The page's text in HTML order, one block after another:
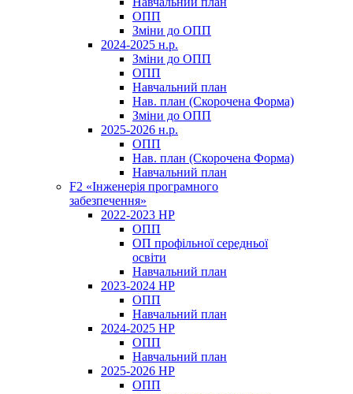
ОПП
Зміни до ОПП
2024-2025 н.р.
Зміни до ОПП
ОПП
Навчальний план
Нав. план (Скорочена Форма)
Зміни до ОПП
2025-2026 н.р.
ОПП
Нав. план (Скорочена Форма)
Навчальний план
F2 «Інженерія програмного
забезпечення»
2022-2023 НР
ОПП
ОП профільної середньої
освіти
Навчальний план
2023-2024 НР
ОПП
Навчальний план
2024-2025 НР
ОПП
Навчальний план
2025-2026 НР
ОПП